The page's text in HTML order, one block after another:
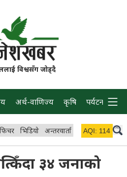
विश्वसँग जोड्दै
अर्थ-वाणिज्य कृषि पर्यटन प्रवास
भिडियो अन्तरवार्ता विचार/ब्लग
AQI: 114
३४ जनाको